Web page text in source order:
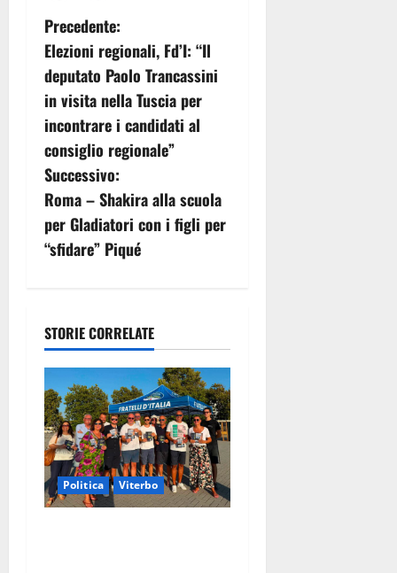
N
a
v
i
g
a
z
o
n
e
a
r
t
Precedente:
Elezioni regionali, Fd’I: “Il
deputato Paolo Trancassini
in visita nella Tuscia per
incontrare i candidati al
consiglio regionale”
Successivo:
Roma – Shakira alla scuola
per Gladiatori con i figli per
“sfidare” Piqué
STORIE CORRELATE
Politica Viterbo